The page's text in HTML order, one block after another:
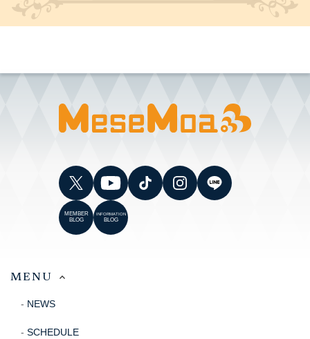
MEMBER
BLOG
INFORMATION
BLOG
MENU
NEWS
SCHEDULE